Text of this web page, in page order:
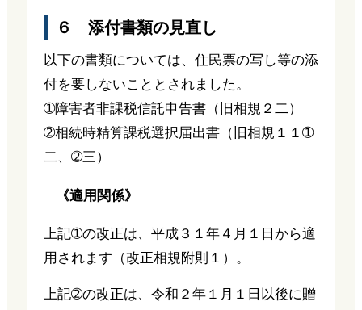
６ 添付書類の見直し
以下の書類については、住民票の写し等の添
付を要しないこととされました。
➀障害者非課税信託申告書（旧相規２二）
➁相続時精算課税選択届出書（旧相規１１➀
二、➁三）
《適用関係》
上記➀の改正は、平成３１年４月１日から適
用されます（改正相規附則１）。
上記➁の改正は、令和２年１月１日以後に贈